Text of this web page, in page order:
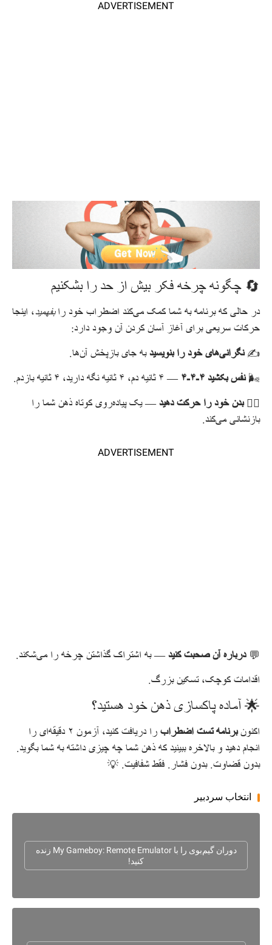
ADVERTISEMENT
🔄 چگونه چرخه فکر بیش از حد را بشکنیم
در حالی که برنامه به شما کمک می‌کند اضطراب خود رابفهمید، اینجا
حرکات سریعی برای آغاز آسان کردن آن وجود دارد:
✍️نگرانی‌های خود را بنویسید به جای بازپخش آن‌ها.
🌬️نفس بکشید ۴-۴-۴ — ۴ ثانیه دم، ۴ ثانیه نگه دارید، ۴ ثانیه بازدم.
🚶‍♀️بدن خود را حرکت دهید — یک پیاده‌روی کوتاه ذهن شما را
بازنشانی می‌کند.
ADVERTISEMENT
💬درباره آن صحبت کنید — به اشتراک گذاشتن چرخه را می‌شکند.
اقدامات کوچک، تسکین بزرگ.
🌟 آماده پاکسازی ذهن خود هستید؟
اکنونبرنامه تست اضطراب
را دریافت کنید، آزمون ۲ دقیقه‌ای را
انجام دهید و بالاخره ببینید که ذهن شما چه چیزی داشته به شما بگوید.
بدون قضاوت. بدون فشار. فقط شفافیت. 💡
انتخاب سردبیر
دوران گیم‌بوی را با My Gameboy: Remote Emulator زنده
کنید!